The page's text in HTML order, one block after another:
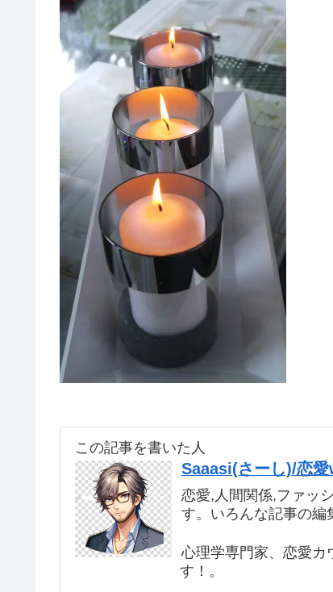
この記事を書いた人
Saaasi(さーし)/恋
恋愛,人間関係,ファッ
す。いろんな記事の編
心理学専門家、恋愛カ
す！。